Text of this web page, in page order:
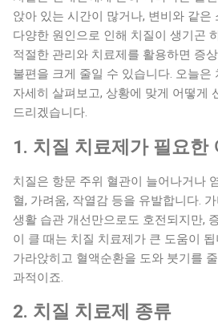
풀어 올라 치질로 발전합니다. (2) 배
고령층은 장운동이 느려지고 수분 섭
잦습니다. 변비가 반복되면 배변 시 과
문 혈관이 팽창하여 치질이 발생하기
표적인 노인 치질 원인으로 꼽힙니다.
활 은퇴 후 활동량이 줄고 앉아 있는 시
발생에 큰 영향을 줍니다. 오래 앉아 있
이 원활하지 못해 정맥 압력이 상승하
니다. (4) 동반 질환과 약물 복용 고혈
로 약물을 복용하는 경우, 일부 약물이
다. 또한 골관절염이나 허리 질환으로
서 치질 위험은 더 커집니다. (5) 식습
가 잘되는 음식을 선호하면서 채소나
있습니다. 이로 인해 장운동이 둔화되
이어지는 경우가 많습니다. 2. 노인 치
앉아 있는 시간이 많거나, 변비와 같은
다양한 원인으로 인해 치질이 생기곤
적절한 관리와 치료제를 활용하면 증
불편을 크게 줄일 수 있습니다. 오늘은
자세히 살펴보고, 상황에 맞게 어떻게
드리겠습니다.
1. 치질 치료제가 필요한
치질은 항문 주위 혈관이 늘어나거나
혈, 가려움, 작열감 등을 유발합니다.
생활 습관 개선만으로도 호전되지만,
이 클 때는 치질 치료제가 큰 도움이
가라앉히고 혈액순환을 도와 붓기를
과적이죠.
2. 치질 치료제 종류